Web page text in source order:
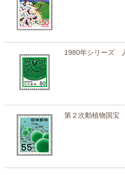
1980年シリーズ
第２次動植物国宝